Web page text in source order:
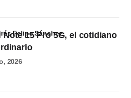
Note 15 Pro 5G, el cotidiano
Felipe Sánchez
2026